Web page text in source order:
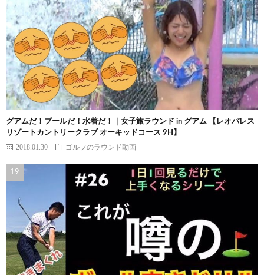
グアムだ！プールだ！水着だ！｜女子旅ラウンド in グアム 【レオパレス
リゾートカントリークラブ オーキッドコース 9H】
2018.01.30 ゴルフのラウンド動画